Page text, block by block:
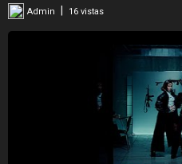
Admin 16 vistas